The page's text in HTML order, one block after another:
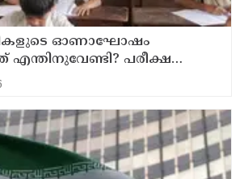
ഓണാഘോഷം
എന്തിനുവേണ്ടി? പരീക്ഷ
തിരുത്തുമോ?